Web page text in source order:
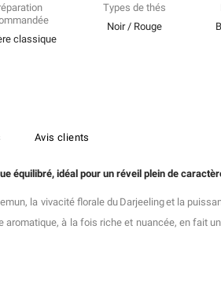
classique
Types de thés
Noir / Rouge
Avis clients
équilibré, idéal pour un réveil plein de
la vivacité florale du Darjeeling et la
à la fois riche et nuancée, en fait